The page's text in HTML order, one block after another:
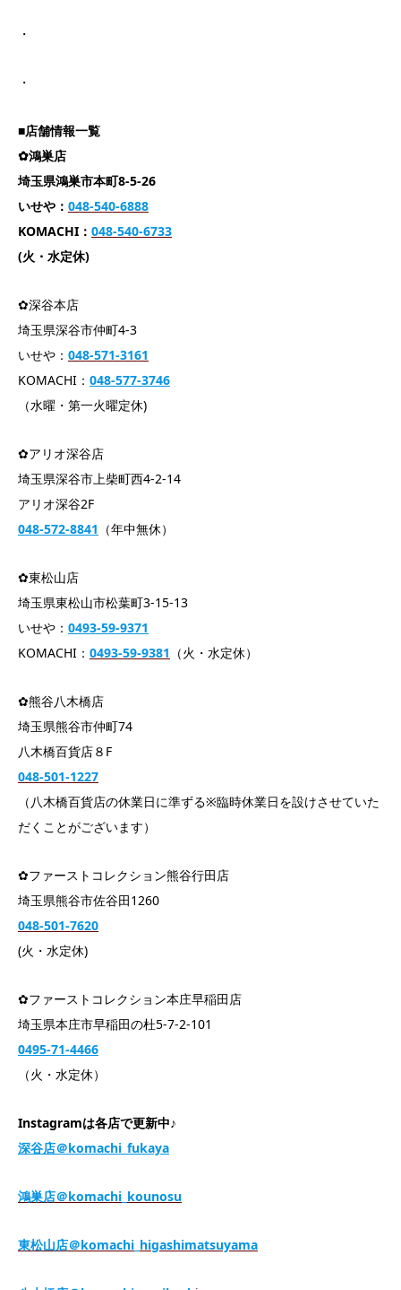
・
・
■店舗情報一覧
✿鴻巣店
埼玉県鴻巣市本町8-5-26
いせや： 048-540-6888
KOMACHI： 048-540-6733
(火・水定休)
✿深谷本店
埼玉県深谷市仲町4-3
いせや： 048-571-3161
KOMACHI： 048-577-3746
（水曜・第一火曜定休)
✿アリオ深谷店
埼玉県深谷市上柴町西4-2-14
アリオ深谷2F
048-572-8841 （年中無休）
✿東松山店
埼玉県東松山市松葉町3-15-13
いせや： 0493-59-9371
KOMACHI： 0493-59-9381 （火・水定休）
✿熊谷八木橋店
埼玉県熊谷市仲町74
八木橋百貨店８F
048-501-1227
（八木橋百貨店の休業日に準ずる※臨時休業日を設けさせていた
だくことがございます）
✿ファーストコレクション熊谷行田店
埼玉県熊谷市佐谷田1260
048-501-7620
(火・水定休)
✿ファーストコレクション本庄早稲田店
埼玉県本庄市早稲田の杜5-7-2-101
0495-71-4466
（火・水定休）
Instagramは各店で更新中♪
深谷店＠komachi_fukaya
鴻巣店＠komachi_kounosu
東松山店＠komachi_higashimatsuyama